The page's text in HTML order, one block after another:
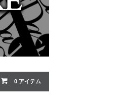
0 アイテム